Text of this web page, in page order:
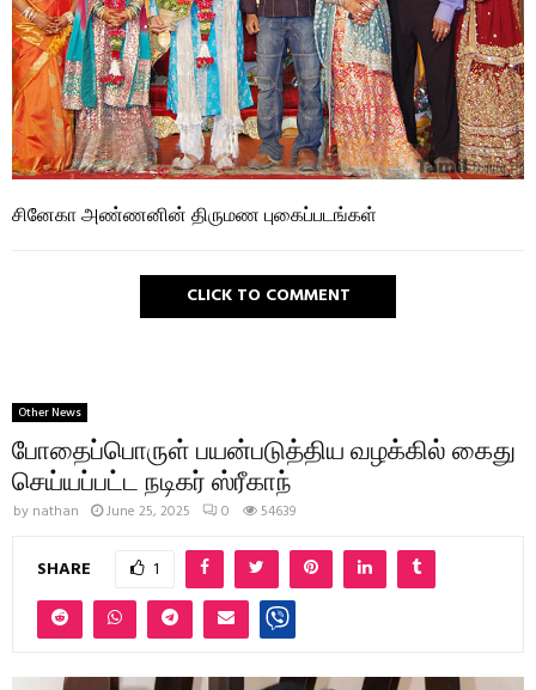
சினேகா அண்ணனின் திருமண புகைப்படங்கள்
CLICK TO COMMENT
Other News
போதைப்பொருள் பயன்படுத்திய வழக்கில் கைது
செய்யப்பட்ட நடிகர் ஸ்ரீகாந்
by nathan June 25, 2025 0 54639
SHARE 1